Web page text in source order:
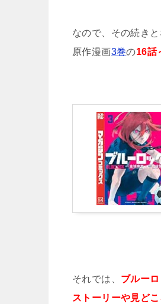
なので、その続き
原作漫画3巻の16話
それでは、 ブルー
ストーリーや見どこ